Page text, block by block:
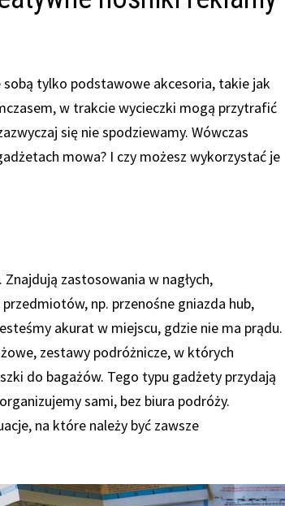
sobą tylko podstawowe akcesoria, takie jak
w trakcie wycieczki mogą przytrafić
się nie spodziewamy. Wówczas
mowa? I czy możesz wykorzystać je
zastosowania w nagłych,
np. przenośne gniazda hub,
akurat w miejscu, gdzie nie ma prądu.
zestawy podróżnicze, w których
do bagażów. Tego typu gadżety przydają
sami, bez biura podróży.
na które należy być zawsze